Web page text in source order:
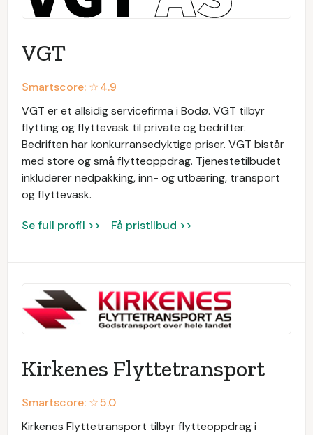
VGT
Smartscore: ☆4.9
VGT er et allsidig servicefirma i Bodø. VGT tilbyr
flytting og flyttevask til private og bedrifter.
Bedriften har konkurransedyktige priser. VGT bistår
med store og små flytteoppdrag. Tjenestetilbudet
inkluderer nedpakking, inn- og utbæring, transport
og flyttevask.
Se full profil >> Få pristilbud >>
Kirkenes Flyttetransport
Smartscore: ☆5.0
Kirkenes Flyttetransport tilbyr flytteoppdrag i